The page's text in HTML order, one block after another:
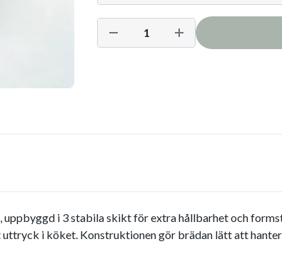
uppbyggd i 3 stabila skikt för extra hållbarhet och
i köket. Konstruktionen gör brädan lätt att